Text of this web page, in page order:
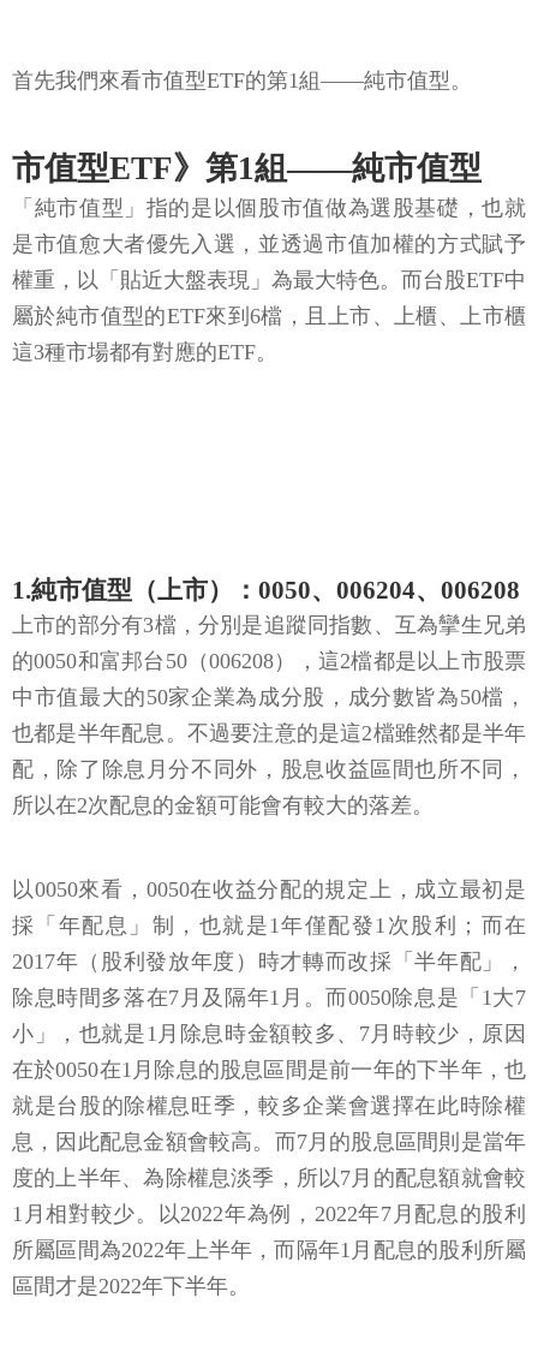
首先我們來看市值型ETF的第1組——純市值型。
市值型ETF》第1組——純市值型
「純市值型」指的是以個股市值做為選股基礎，也就
是市值愈大者優先入選，並透過市值加權的方式賦予
權重，以「貼近大盤表現」為最大特色。而台股ETF中
屬於純市值型的ETF來到6檔，且上市、上櫃、上市櫃
這3種市場都有對應的ETF。
1.純市值型（上市）：0050、006204、006208
上市的部分有3檔，分別是追蹤同指數、互為攣生兄弟
的0050和富邦台50（006208），這2檔都是以上市股票
中市值最大的50家企業為成分股，成分數皆為50檔，
也都是半年配息。不過要注意的是這2檔雖然都是半年
配，除了除息月分不同外，股息收益區間也所不同，
所以在2次配息的金額可能會有較大的落差。
以0050來看，0050在收益分配的規定上，成立最初是
採「年配息」制，也就是1年僅配發1次股利；而在
2017年（股利發放年度）時才轉而改採「半年配」，
除息時間多落在7月及隔年1月。而0050除息是「1大7
小」，也就是1月除息時金額較多、7月時較少，原因
在於0050在1月除息的股息區間是前一年的下半年，也
就是台股的除權息旺季，較多企業會選擇在此時除權
息，因此配息金額會較高。而7月的股息區間則是當年
度的上半年、為除權息淡季，所以7月的配息額就會較
1月相對較少。以2022年為例，2022年7月配息的股利
所屬區間為2022年上半年，而隔年1月配息的股利所屬
區間才是2022年下半年。